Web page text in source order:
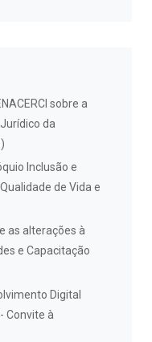
sobre a
da
Inclusão e
de Vida e
as alterações à
e Capacitação
Digital
Convite à